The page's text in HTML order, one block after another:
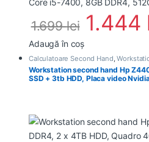
1.699lei 1.444
Adaugă în coș
Calculatoare Second Hand,
Workstation second hand Hp
SSD + 3tb HDD, Placa video